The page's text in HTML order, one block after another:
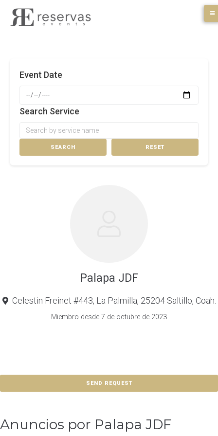
Event Date
Search Service
SEARCH RESET
Palapa JDF
Celestin Freinet #443, La Palmilla, 25204 Saltillo, Coah.
Miembro desde 7 de octubre de 2023
SEND REQUEST
Anuncios por Palapa JDF